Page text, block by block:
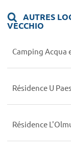
AUTRES
VECCHIO
Camping Acqua
Résidence U
Résidence